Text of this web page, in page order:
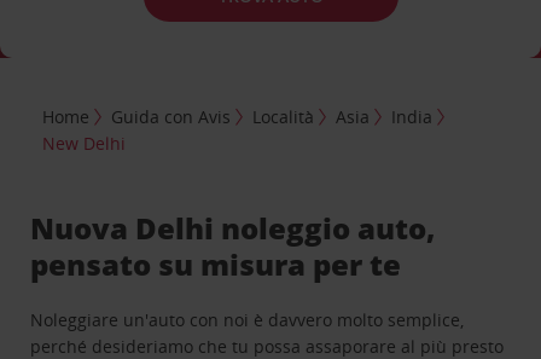
Home Guida con Avis Località Asia
India
New Delhi
Nuova Delhi noleggio auto,
pensato su misura per te
Noleggiare un'auto con noi è davvero molto semplice,
perché desideriamo che tu possa assaporare al più presto